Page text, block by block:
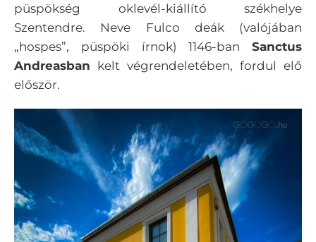
püspökség oklevél-kiállító székhelye
Szentendre. Neve Fulco deák (valójában
„hospes”, püspöki írnok) 1146-ban Sanctus
Andreasban kelt végrendeletében, fordul elő
először.